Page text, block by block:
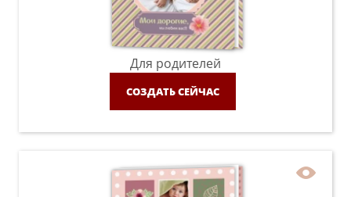
Для родителей
СОЗДАТЬ СЕЙЧАС